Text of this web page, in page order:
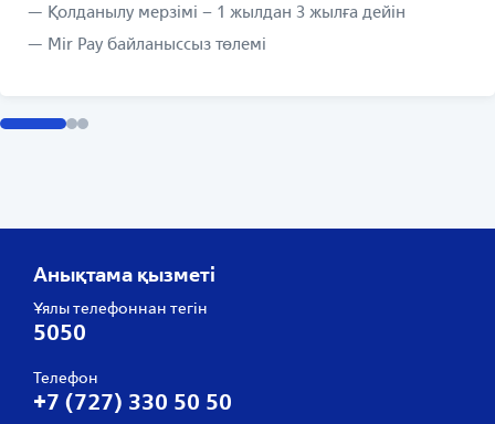
Қолданылу мерзімі – 1 жылдан 3 жылға дейін
Mir Pay байланыссыз төлемі
Анықтама қызметі
Ұялы телефоннан тегін
5050
Телефон
+7 (727) 330 50 50